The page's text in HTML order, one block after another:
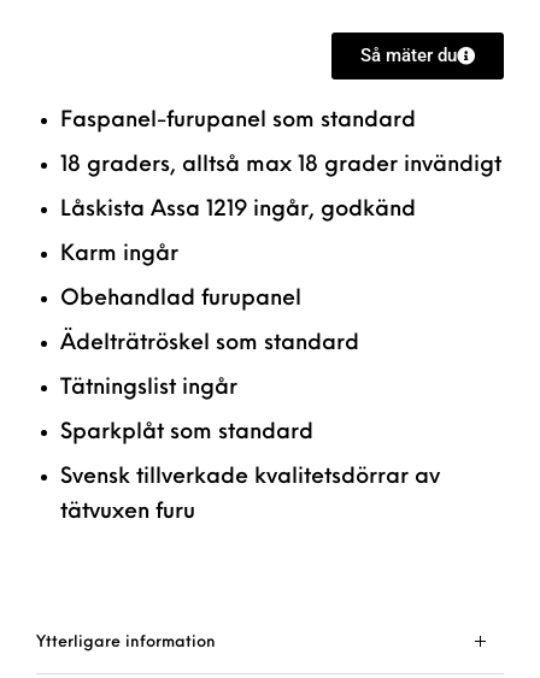
Så mäter du
Faspanel-furupanel som standard
18 graders, alltså max 18 grader invändigt
Låskista Assa 1219 ingår, godkänd
Karm ingår
Obehandlad furupanel
Ädelträtröskel som standard
Tätningslist ingår
Sparkplåt som standard
Svensk tillverkade kvalitetsdörrar av
tätvuxen furu
Ytterligare information